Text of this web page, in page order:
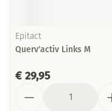
Epitact
Querv'activ Links M
€ 29,95